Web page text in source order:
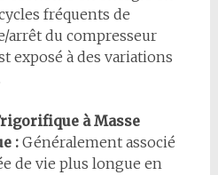
fréquents de
arrêt du compresseur
exposé à des variations
à Masse
:Généralement associé
de vie plus longue en